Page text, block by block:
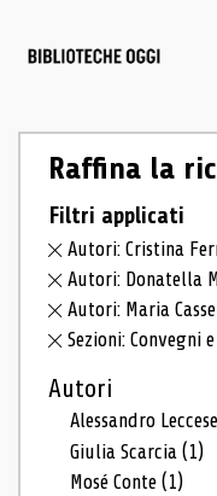
Raffina la
Filtri applicati
Autori: Cristina
Autori: Donatella
Autori: Maria
Sezioni: Convegni
Autori
Alessandro
Giulia Scarcia(1)
Mosé Conte(1)